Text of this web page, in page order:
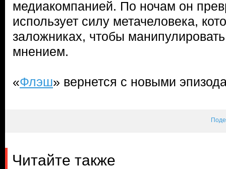
медиакомпанией. По ночам он
использует силу метачеловека,
заложниках, чтобы
мнением.
«Флэш» вернется с новыми
Читайте также